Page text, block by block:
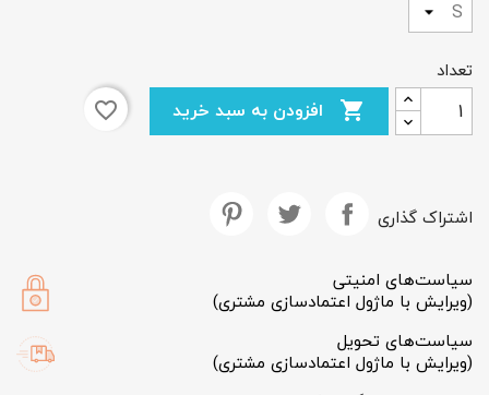
تعداد

favorite_border
اشتراک گذاری
سیاست‌های امنیتی
(ویرایش با ماژول اعتمادسازی مشتری)
سیاست‌های تحویل
(ویرایش با ماژول اعتمادسازی مشتری)
ایجاد لیست علاقمندی‌ها
انصراف ایجاد لیست علاقمندی‌ها